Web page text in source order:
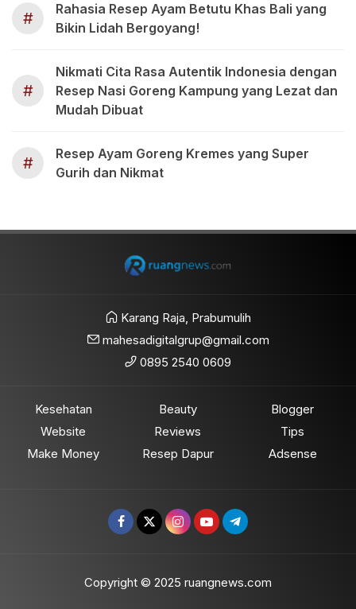
#
Rahasia Resep Ayam Betutu Khas Bali yang
Bikin Lidah Bergoyang!
#
Nikmati Cita Rasa Autentik Indonesia dengan
Resep Nasi Goreng Kampung yang Lezat dan
Mudah Dibuat
#
Resep Ayam Goreng Kremes yang Super
Gurih dan Nikmat
Karang Raja, Prabumulih
mahesadigitalgrup@gmail.com
0895 2540 0609
Kesehatan
Website
Make Money
Beauty
Reviews
Resep Dapur
Blogger
Tips
Adsense
Copyright © 2025 ruangnews.com